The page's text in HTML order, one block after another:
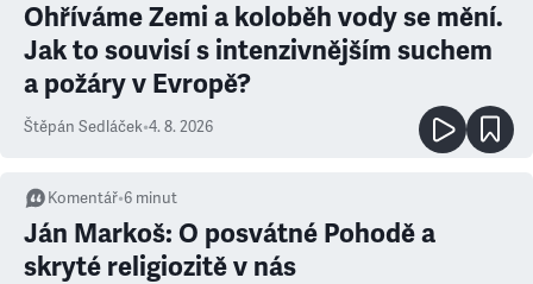
Ohříváme Zemi a koloběh vody se mění.
Jak to souvisí s intenzivnějším suchem
a požáry v Evropě?
Štěpán Sedláček•4. 8. 2026
Komentář•6 minut
Ján Markoš: O posvátné Pohodě a
skryté religiozitě v nás